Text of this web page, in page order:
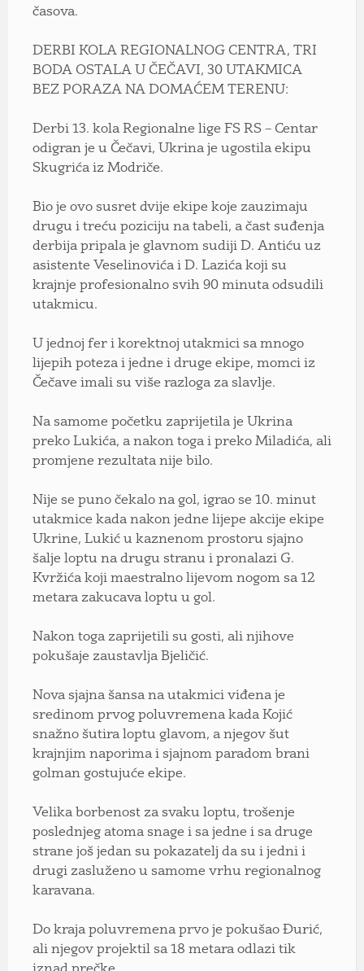
časova.
DERBI KOLA REGIONALNOG CENTRA, TRI
BODA OSTALA U ČEČAVI, 30 UTAKMICA
BEZ PORAZA NA DOMAĆEM TERENU:
Derbi 13. kola Regionalne lige FS RS – Centar
odigran je u Čečavi, Ukrina je ugostila ekipu
Skugrića iz Modriče.
Bio je ovo susret dvije ekipe koje zauzimaju
drugu i treću poziciju na tabeli, a čast suđenja
derbija pripala je glavnom sudiji D. Antiću uz
asistente Veselinovića i D. Lazića koji su
krajnje profesionalno svih 90 minuta odsudili
utakmicu.
U jednoj fer i korektnoj utakmici sa mnogo
lijepih poteza i jedne i druge ekipe, momci iz
Čečave imali su više razloga za slavlje.
Na samome početku zaprijetila je Ukrina
preko Lukića, a nakon toga i preko Miladića, ali
promjene rezultata nije bilo.
Nije se puno čekalo na gol, igrao se 10. minut
utakmice kada nakon jedne lijepe akcije ekipe
Ukrine, Lukić u kaznenom prostoru sjajno
šalje loptu na drugu stranu i pronalazi G.
Kvržića koji maestralno lijevom nogom sa 12
metara zakucava loptu u gol.
Nakon toga zaprijetili su gosti, ali njihove
pokušaje zaustavlja Bjeličić.
Nova sjajna šansa na utakmici viđena je
sredinom prvog poluvremena kada Kojić
snažno šutira loptu glavom, a njegov šut
krajnjim naporima i sjajnom paradom brani
golman gostujuće ekipe.
Velika borbenost za svaku loptu, trošenje
poslednjeg atoma snage i sa jedne i sa druge
strane još jedan su pokazatelj da su i jedni i
drugi zasluženo u samome vrhu regionalnog
karavana.
Do kraja poluvremena prvo je pokušao Đurić,
ali njegov projektil sa 18 metara odlazi tik